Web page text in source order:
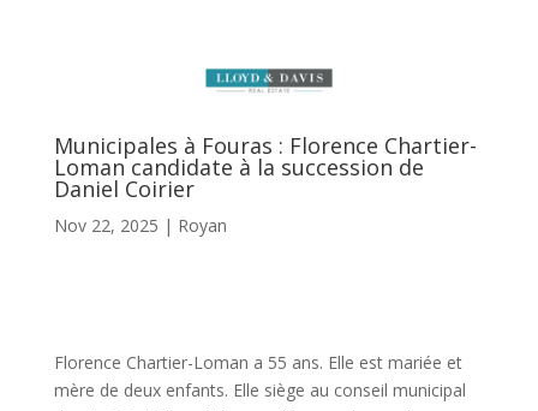
Municipales à Fouras : Florence Chartier-
Loman candidate à la succession de
Daniel Coirier
Nov 22, 2025 | Royan
Florence Chartier-Loman a 55 ans. Elle est mariée et
mère de deux enfants. Elle siège au conseil municipal